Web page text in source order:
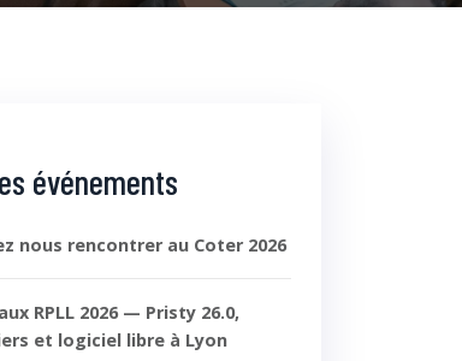
événements
nous rencontrer au Coter 2026
RPLL 2026 — Pristy 26.0,
et logiciel libre à Lyon